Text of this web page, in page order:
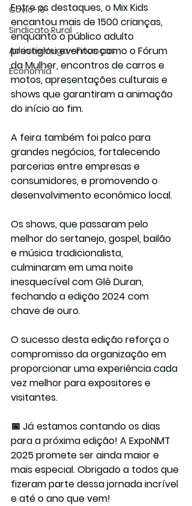
Covic-19
Sindicato Rural
Adriane Veiga - Finanças
Economia
Entre os destaques, o Mix Kids
encantou mais de 1500 crianças,
enquanto o público adulto
prestigiou eventos como o Fórum
da Mulher, encontros de carros e
motos, apresentações culturais e
shows que garantiram a animação
do início ao fim.
A feira também foi palco para
grandes negócios, fortalecendo
parcerias entre empresas e
consumidores, e promovendo o
desenvolvimento econômico local.
Os shows, que passaram pelo
melhor do sertanejo, gospel, bailão
e música tradicionalista,
culminaram em uma noite
inesquecível com Glê Duran,
fechando a edição 2024 com
chave de ouro.
O sucesso desta edição reforça o
compromisso da organização em
proporcionar uma experiência cada
vez melhor para expositores e
visitantes.
📅 Já estamos contando os dias
para a próxima edição! A ExpoNMT
2025 promete ser ainda maior e
mais especial. Obrigado a todos que
fizeram parte dessa jornada incrível
e até o ano que vem!